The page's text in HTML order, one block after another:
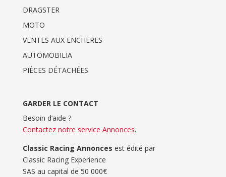
DRAGSTER
MOTO
VENTES AUX ENCHERES
AUTOMOBILIA
PIÈCES DÉTACHÉES
GARDER LE CONTACT
Besoin d’aide ?
Contactez notre service Annonces.
Classic Racing Annonces est édité par
Classic Racing Experience
SAS au capital de 50 000€